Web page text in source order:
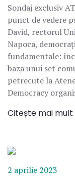
Sondaj exclusiv
punct de vedere
David, rectorul
Napoca,
fundamentale:
baza unui set
petrecute la
Democracy
Citește mai mult
2 aprilie 2023